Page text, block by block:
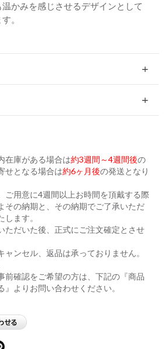
かみを感じさせるデザインとして
。
在庫がある場合は約3週間～4週間後の
せとなる場合は約6ヶ月後の発送となり
ご用意に4週間以上お時間を頂戴する際
その納期と、その納期でご了承いただ
ます。
ただいた後、正式にご注文確定とさせ
ャンセル、返品は承っておりません。
前確認をご希望の方は、下記の『商品
』よりお問い合わせください。